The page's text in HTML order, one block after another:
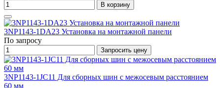
В корзину
3NP1143-1DA23 Установка на монтажной панели
По запросу
Запросить цену
3NP1143-1JC11 Для сборных шин с межосевым расстоянием
60 мм